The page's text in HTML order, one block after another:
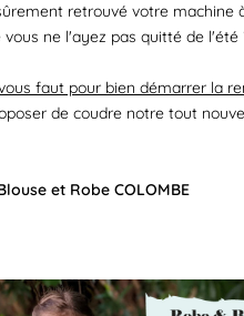
retrouvé votre machine
vous ne l'ayez pas quitté de l'été
faut pour bien démarrer la
de coudre notre tout
et Robe COLOMBE